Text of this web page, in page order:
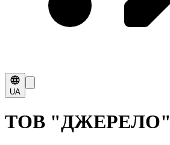
UA
ТОВ "ДЖЕРЕЛО"